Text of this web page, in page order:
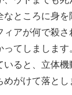
ところに身を
アが何で殺さ
てしまします
いると、立体
がけて落とし